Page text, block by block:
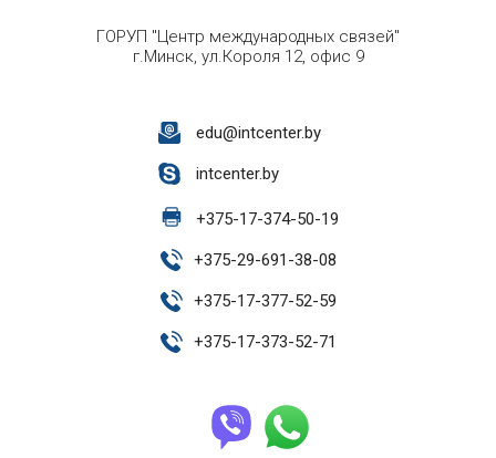
ГОРУП "Центр международных связей"
г.Минск, ул.Короля 12, офис 9
edu@intcenter.by
intcenter.by
+375-17-374-50-19
+375-29-691-38-08
+375-17-377-52-59
+375-17-373-52-71